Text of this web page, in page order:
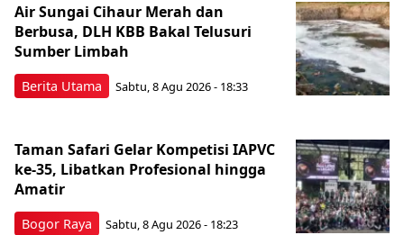
Berita Utama
Air Sungai Cihaur Merah dan
Berbusa, DLH KBB Bakal Telusuri
Sumber Limbah
Sabtu, 8 Agu 2026 - 18:33
Bogor Raya
Taman Safari Gelar Kompetisi IAPVC
ke-35, Libatkan Profesional hingga
Amatir
Sabtu, 8 Agu 2026 - 18:23